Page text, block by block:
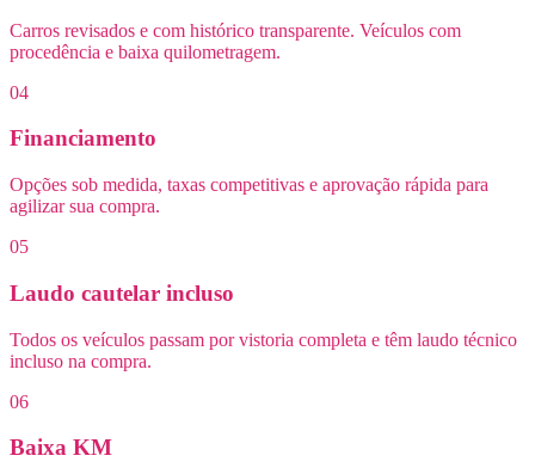
Carros revisados e com histórico transparente. Veículos com
procedência e baixa quilometragem.
04
Financiamento
Opções sob medida, taxas competitivas e aprovação rápida para
agilizar sua compra.
05
Laudo cautelar incluso
Todos os veículos passam por vistoria completa e têm laudo técnico
incluso na compra.
06
Baixa KM